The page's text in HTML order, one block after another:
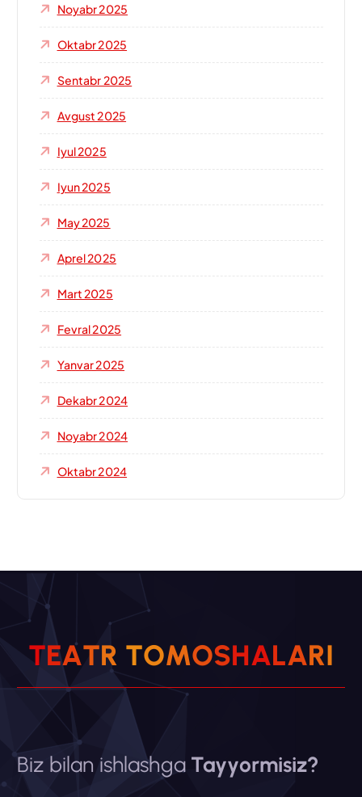
Noyabr 2025
Oktabr 2025
Sentabr 2025
Avgust 2025
Iyul 2025
Iyun 2025
May 2025
Aprel 2025
Mart 2025
Fevral 2025
Yanvar 2025
Dekabr 2024
Noyabr 2024
Oktabr 2024
TEATR TOMOSHALARI
Biz bilan ishlashgaTayyormisiz?